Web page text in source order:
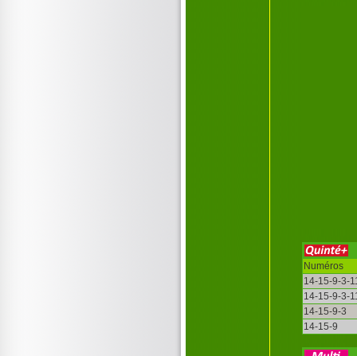
Numéros
14-15-9-3-
14-15-9-3-
14-15-9-3
14-15-9